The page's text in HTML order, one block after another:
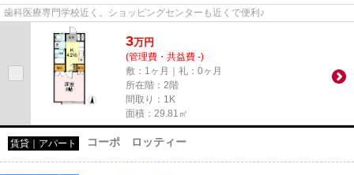
歯科医療専門学校近く。ショッピングセンターも近くで便利♪
3万円
(管理費・共益費 -)
敷：1ヶ月｜礼：0ヶ月
所在階：2階
間取り：1K
面積：29.81㎡
賃貸｜アパート コーポ ロッティー